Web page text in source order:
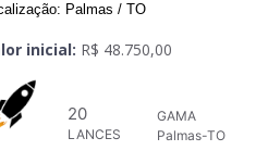
Palmas / TO
inicial: R$ 48.750,00
20
LANCES
GAMA
Palmas-TO